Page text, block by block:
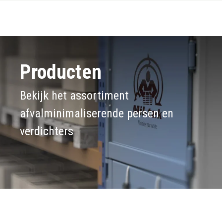
Producten
Bekijk het assortiment
afvalminimaliserende persen en
verdichters